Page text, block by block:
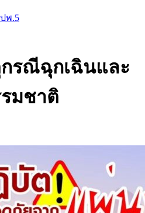
พ.5
รณีฉุกเฉินและ
มชาติ